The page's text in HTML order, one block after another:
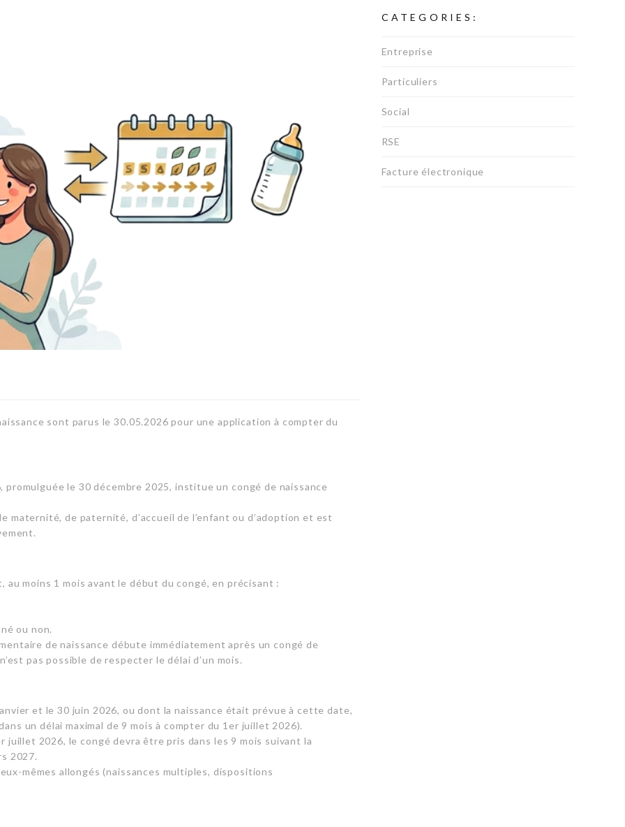
sont parus le 30.05.2026 pour une application à compter du
le 30 décembre 2025, institue un congé de naissance
maternité, de paternité, d’accueil de l’enfant ou d’adoption et est
moins 1 mois avant le début du congé, en précisant :
ou non.
de naissance débute immédiatement après un congé de
pas possible de respecter le délai d’un mois.
et le 30 juin 2026, ou dont la naissance était prévue à cette date,
un délai maximal de 9 mois à compter du 1er juillet 2026).
2026, le congé devra être pris dans les 9 mois suivant la
2027.
mêmes allongés (naissances multiples, dispositions
CATEGORIES:
Entreprise
Particuliers
Social
RSE
Facture électronique